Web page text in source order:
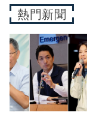
熱門新聞